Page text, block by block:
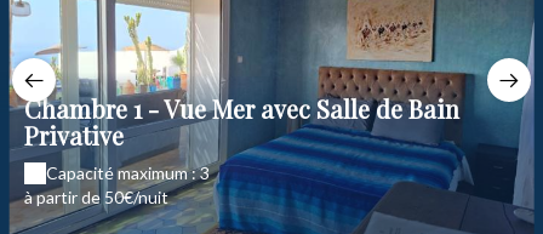
Chambre 1 - Vue Mer avec Salle de Bain
Privative
Capacité maximum : 3
à partir de 50€/nuit